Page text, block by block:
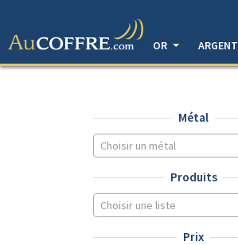
OR
ARGENT
Métal
Choisir un métal
Produits
Choisir une liste
Prix